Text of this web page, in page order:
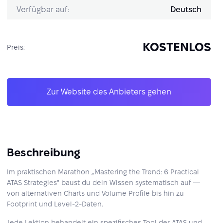
Verfügbar auf: Deutsch
Preis: KOSTENLOS
Zur Website des Anbieters gehen
Beschreibung
Im praktischen Marathon „Mastering the Trend: 6 Practical
ATAS Strategies" baust du dein Wissen systematisch auf —
von alternativen Charts und Volume Profile bis hin zu
Footprint und Level-2-Daten.